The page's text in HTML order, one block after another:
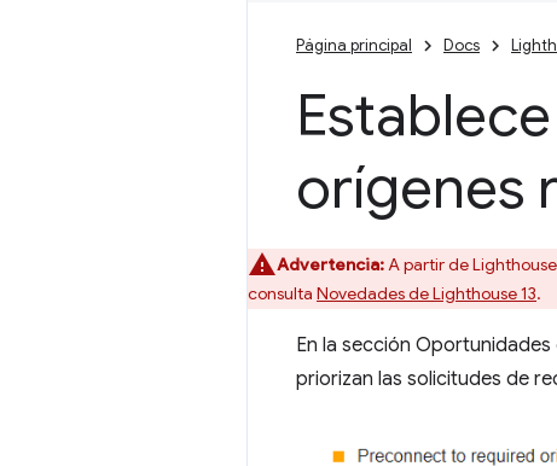
Página principal Docs
orígenes
Advertencia:A partir de
consulta Novedades de Lighthouse 13.
En la sección
priorizan las solicitudes de